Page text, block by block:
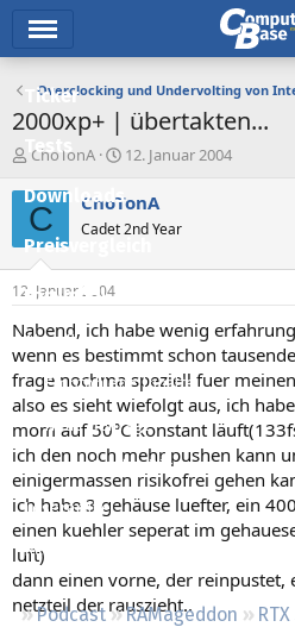
Ticker
Tests
Downloads
Preisvergleich
Forum
Aktuelles
Empfohlene Inhalte
Neue Beiträge
Neueste Aktivitäten
Leserartikel
Regeln
Podcast RAMageddon
Overclocking und Undervolting von
2000xp+ | übertakten...
E
s
t
e
e
r
ChoTonA
E
s
e
t
a
12. Januar 2004
C ChoTonA
Cadet 2nd Year
12. Januar 2004
Nabend, ich habe wenig
wenn es bestimmt schon
frage nochma speziell fuer
also es sieht wiefolgt aus, ich
mom auf 50°C konstant
ich den noch mehr pushen kann
einigermassen risikofrei gehen
ich habe 3 gehäuse luefter, ein
einen kuehler seperat im
luft)
dann einen vorne, der reinpustet,
netzteil der rauszieht..